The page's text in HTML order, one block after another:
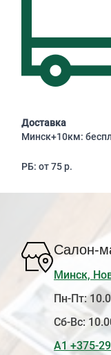
Доставка
Минск+10км:
РБ: от 75 р.
Салон-
Минск,
Пн-Пт:
Сб-Вс:
А1 +375-